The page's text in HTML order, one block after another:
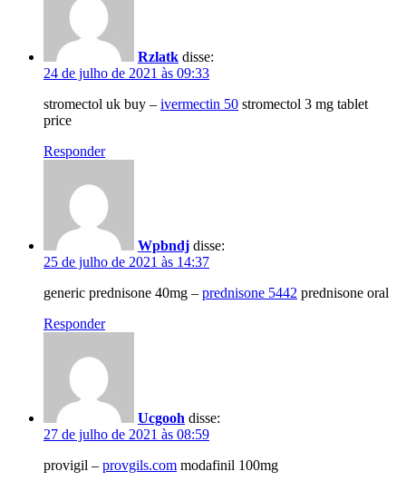
Rzlatk disse:
24 de julho de 2021 às 09:33
stromectol uk buy – ivermectin 50 stromectol 3 mg tablet
price
Responder
Wpbndj disse:
25 de julho de 2021 às 14:37
generic prednisone 40mg – prednisone 5442 prednisone oral
Responder
Ucgooh disse:
27 de julho de 2021 às 08:59
provigil – provgils.com modafinil 100mg